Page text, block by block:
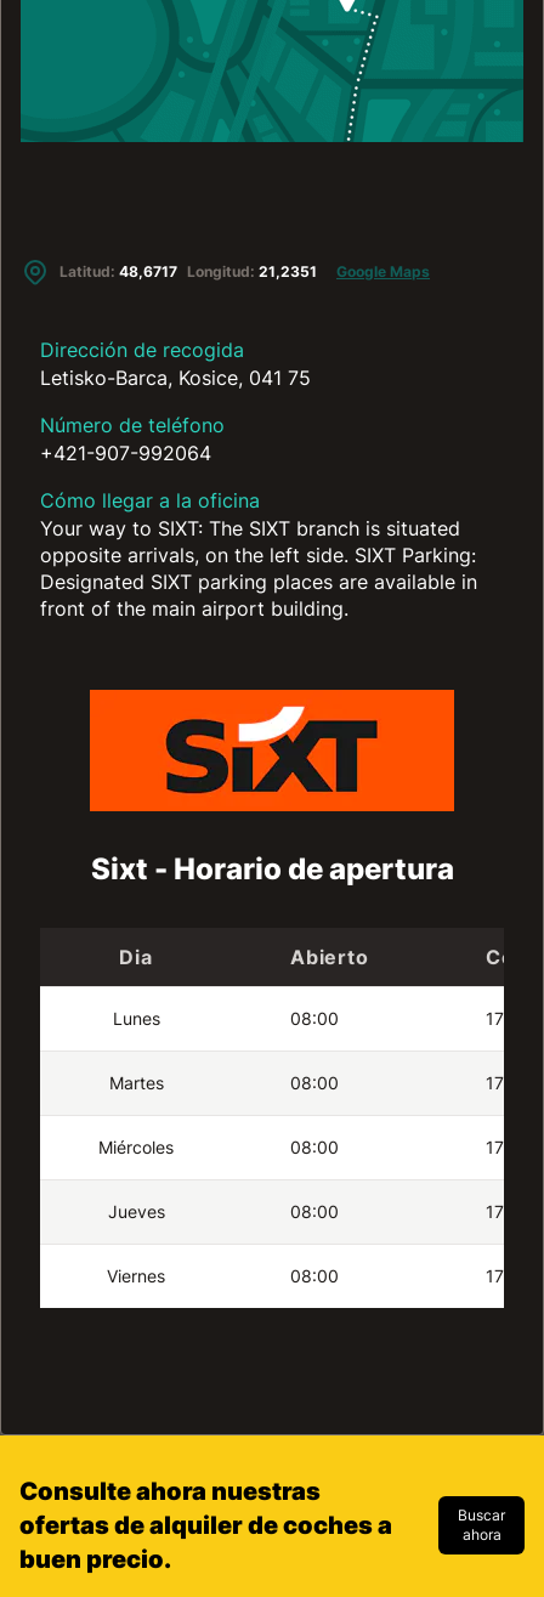
Latitud: 48,6717 Longitud: 21,2351 Google Maps
Dirección de recogida
Letisko-Barca, Kosice, 041 75
Número de teléfono
+421-907-992064
Cómo llegar a la oficina
Your way to SIXT: The SIXT branch is situated
opposite arrivals, on the left side. SIXT Parking:
Designated SIXT parking places are available in
front of the main airport building.
Sixt - Horario de apertura
Dia Abierto
Lunes 08:00 17:00
Martes 08:00 17:00
Miércoles 08:00 17:00
Jueves 08:00 17:00
Viernes 08:00 17:00
Consulte ahora nuestras
ofertas de alquiler de coches a
buen precio.
Buscar
ahora